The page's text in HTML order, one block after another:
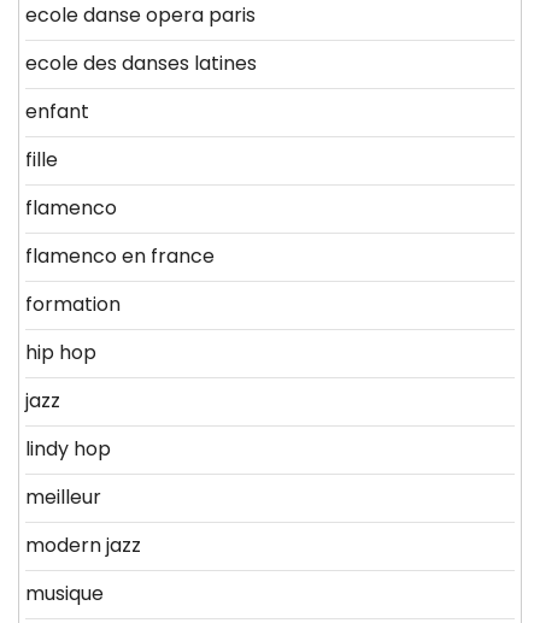
ecole danse opera paris
ecole des danses latines
enfant
fille
flamenco
flamenco en france
formation
hip hop
jazz
lindy hop
meilleur
modern jazz
musique